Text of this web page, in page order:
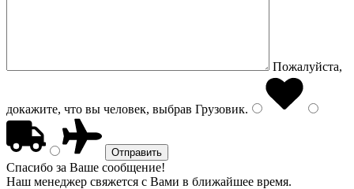
Пожалуйста,
докажите, что вы человек, выбрав Грузовик.
Спасибо за Ваше сообщение!
Наш менеджер свяжется с Вами в ближайшее время.